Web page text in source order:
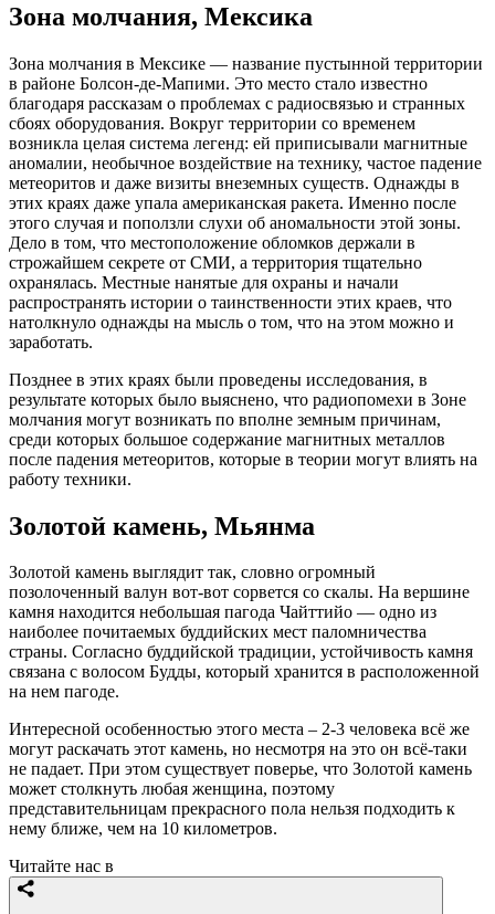
Зона молчания, Мексика
Зона молчания в Мексике — название пустынной территории
в районе Болсон-де-Мапими. Это место стало известно
благодаря рассказам о проблемах с радиосвязью и странных
сбоях оборудования. Вокруг территории со временем
возникла целая система легенд: ей приписывали магнитные
аномалии, необычное воздействие на технику, частое падение
метеоритов и даже визиты внеземных существ. Однажды в
этих краях даже упала американская ракета. Именно после
этого случая и поползли слухи об аномальности этой зоны.
Дело в том, что местоположение обломков держали в
строжайшем секрете от СМИ, а территория тщательно
охранялась. Местные нанятые для охраны и начали
распространять истории о таинственности этих краев, что
натолкнуло однажды на мысль о том, что на этом можно и
заработать.
Позднее в этих краях были проведены исследования, в
результате которых было выяснено, что радиопомехи в Зоне
молчания могут возникать по вполне земным причинам,
среди которых большое содержание магнитных металлов
после падения метеоритов, которые в теории могут влиять на
работу техники.
Золотой камень, Мьянма
Золотой камень выглядит так, словно огромный
позолоченный валун вот-вот сорвется со скалы. На вершине
камня находится небольшая пагода Чайттийо — одно из
наиболее почитаемых буддийских мест паломничества
страны. Согласно буддийской традиции, устойчивость камня
связана с волосом Будды, который хранится в расположенной
на нем пагоде.
Интересной особенностью этого места – 2-3 человека всё же
могут раскачать этот камень, но несмотря на это он всё-таки
не падает. При этом существует поверье, что Золотой камень
может столкнуть любая женщина, поэтому
представительницам прекрасного пола нельзя подходить к
нему ближе, чем на 10 километров.
Читайте нас в